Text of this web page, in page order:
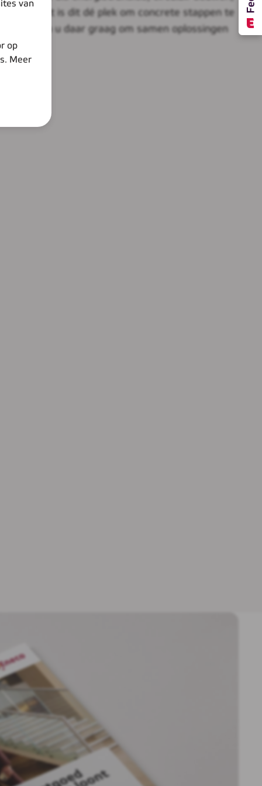
impact is dit dé plek om concrete stappen te
u daar graag om samen oplossingen
van
op
Meer